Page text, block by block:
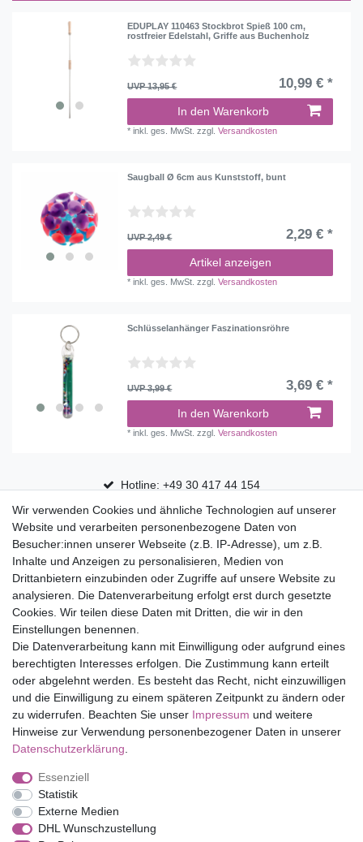
EDUPLAY 110463 Stockbrot Spieß 100 cm,
rostfreier Edelstahl, Griffe aus Buchenholz
UVP 13,95 € 10,99 € *
In den Warenkorb
*inkl. ges. MwSt. zzgl.Versandkosten
Saugball Ø 6cm aus Kunststoff, bunt
UVP 2,49 € 2,29 € *
Artikel anzeigen
*inkl. ges. MwSt. zzgl.Versandkosten
Schlüsselanhänger Faszinationsröhre
UVP 3,99 € 3,69 € *
In den Warenkorb
*inkl. ges. MwSt. zzgl.Versandkosten
Hotline: +49 30 417 44 154
30 Tage Rückgaberecht
Versandfrei ab 75 € in Deutschland
Top Marken
Eduplay
Folia Bringmann
Shop
Mein Konto
Service
Versandkosten
Impressum
Barrierefreiheitserklärung
Wir verwenden Cookies und ähnliche Technologien auf unserer
Website und verarbeiten personenbezogene Daten von
Besucher:innen unserer Webseite (z.B. IP-Adresse), um z.B.
Inhalte und Anzeigen zu personalisieren, Medien von
Drittanbietern einzubinden oder Zugriffe auf unsere Website zu
analysieren. Die Datenverarbeitung erfolgt erst durch gesetzte
Cookies. Wir teilen diese Daten mit Dritten, die wir in den
Einstellungen benennen.
Die Datenverarbeitung kann mit Einwilligung oder aufgrund eines
berechtigten Interesses erfolgen. Die Zustimmung kann erteilt
oder abgelehnt werden. Es besteht das Recht, nicht einzuwilligen
und die Einwilligung zu einem späteren Zeitpunkt zu ändern oder
zu widerrufen. Beachten Sie unser Impressum und weitere
Hinweise zur Verwendung personenbezogener Daten in unserer
Daten­schutz­erklärung
Essenziell
Statistik
Externe Medien
DHL Wunschzustellung